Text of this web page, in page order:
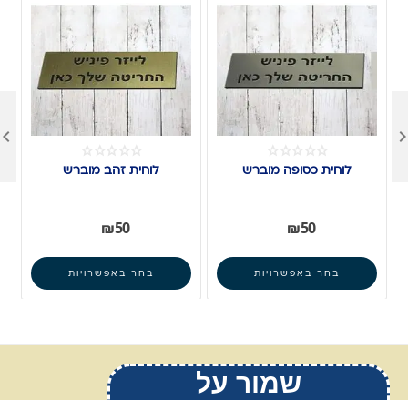
לוחית כסופה מוברש
₪50
בחר באפשרויות
לוחית זהב מוברש
₪50
בחר באפשרויות
שמור על